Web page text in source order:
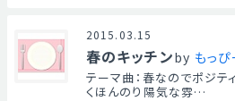
2015.03.15
春のキッチンby もっ
テーマ曲：春なのでポジテ
くほんのり陽気な雰…